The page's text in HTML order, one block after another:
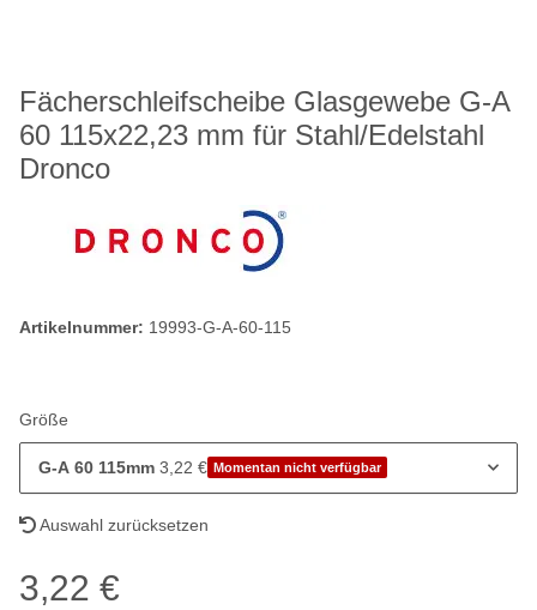
Fächerschleifscheibe Glasgewebe G-A
60 115x22,23 mm für Stahl/Edelstahl
Dronco
Artikelnummer: 19993-G-A-60-115
Größe
G-A 60 115mm 3,22 € Momentan nicht verfügbar
Auswahl zurücksetzen
3,22 €